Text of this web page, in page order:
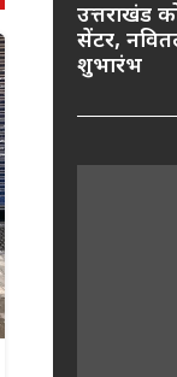
उत्तराखंड
सेंटर,
शुभारंभ